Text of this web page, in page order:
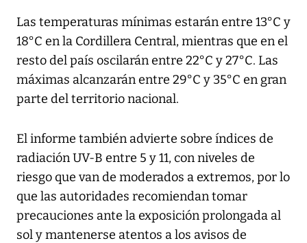
Las temperaturas mínimas estarán entre 13°C y
18°C en la Cordillera Central, mientras que en el
resto del país oscilarán entre 22°C y 27°C. Las
máximas alcanzarán entre 29°C y 35°C en gran
parte del territorio nacional.
El informe también advierte sobre índices de
radiación UV-B entre 5 y 11, con niveles de
riesgo que van de moderados a extremos, por lo
que las autoridades recomiendan tomar
precauciones ante la exposición prolongada al
sol y mantenerse atentos a los avisos de